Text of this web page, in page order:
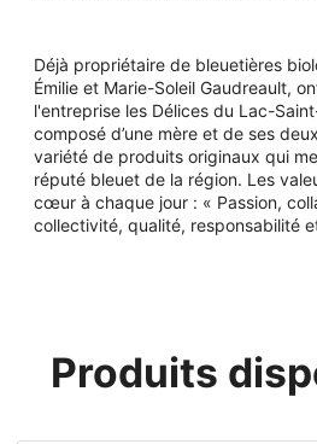
Déjà propriétaire de bleuetières
Émilie et Marie-Soleil Gaudreault,
l'entreprise les Délices du Lac-
composé d’une mère et de ses
variété de produits originaux qui
réputé bleuet de la région. Les
cœur à chaque jour : « Passion,
collectivité, qualité, responsabilité
Produits